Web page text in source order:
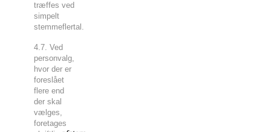
træffes ved
simpelt
stemmeflertal.
4.7. Ved
personvalg,
hvor der er
foreslået
flere end
der skal
vælges,
foretages